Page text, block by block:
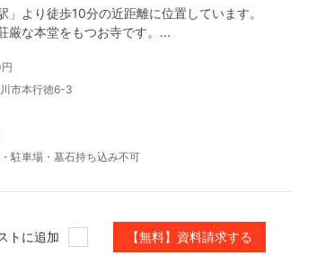
」より徒歩10分の近距離に位置しています。
厳な本堂をもつお寺です。...
市本行徳6-3
・駐車場 ・墓石持ち込み不可
トに追加 【無料】資料請求する